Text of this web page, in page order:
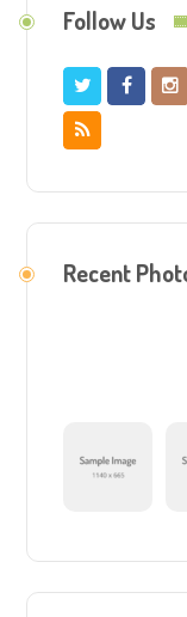
Follow Us
Recent